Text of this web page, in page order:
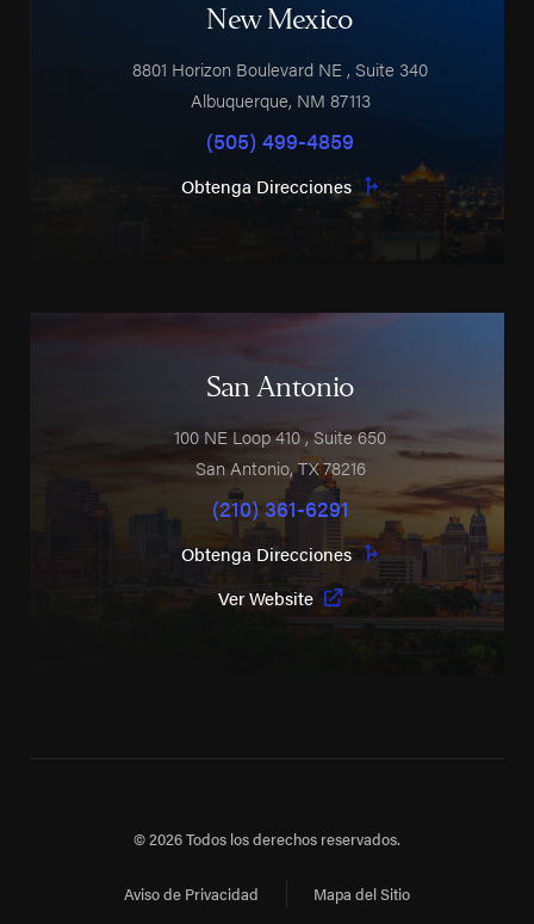
New Mexico
8801 Horizon Boulevard NE , Suite 340
Albuquerque, NM 87113
(505) 499-4859
Obtenga Direcciones
San Antonio
100 NE Loop 410 , Suite 650
San Antonio,TX78216
(210) 361-6291
Obtenga Direcciones
Ver Website
© 2026 Todos los derechos reservados.
Aviso de Privacidad Mapa del Sitio